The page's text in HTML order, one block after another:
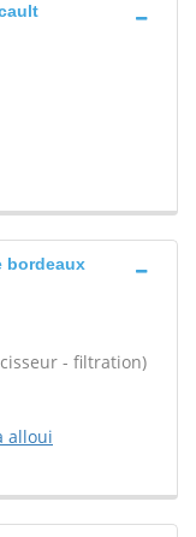
bordeaux
- filtration)
alloui